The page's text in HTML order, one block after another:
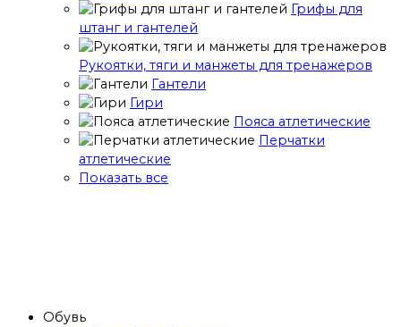
Грифы для
штанг и гантелей
Рукоятки, тяги и манжеты для тренажеров
Гантели
Гири
Пояса атлетические
Перчатки
атлетические
Показать все
Обувь